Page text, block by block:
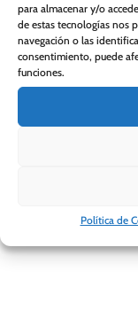
para almacenar y/o
de estas tecnologías nos
navegación o las
consentimiento, puede
funciones.
Política de